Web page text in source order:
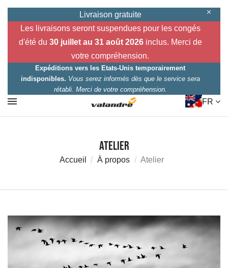
Livraison gratuite
Les livraisons seront suspendues pour les congés
d'été du 30 juillet au 31 août 2026inclus. Merci de
votre compréhension.
Expéditions vers les Etats-Unis temporairement
indisponibles. Vous serez informés dès que le service sera
rétabli. Merci de votre compréhension.
FR
Atelier
Accueil À propos Atelier